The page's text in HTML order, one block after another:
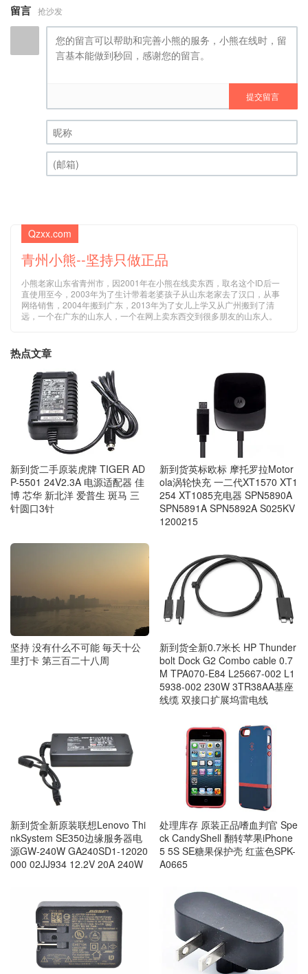
留言 抢沙发
提交留言
昵称 (必填)
Qzxx.com
青州小熊--坚持只做正品
小熊老家山东省青州市，因2001年在小熊在线卖东西，取名这个ID后一
直使用至今，2003年为了生计带着老婆孩子从山东老家去了汉口，从事
网络销售，2004年搬到广东，2013年为了女儿上学又从广州搬到了清
远，一个在广东的山东人，一个在网上卖东西交到很多朋友的山东人。
热点文章
新到货二手原装虎牌 TIGER AD
P-5501 24V2.3A 电源适配器 佳
博 芯华 新北洋 爱普生 斑马 三
针圆口3针
新到货英标欧标 摩托罗拉Motor
ola涡轮快充 一二代XT1570 XT1
254 XT1085充电器 SPN5890A
SPN5891A SPN5892A S025KV
1200215
坚持 没有什么不可能 毎天十公
里打卡 第三百二十八周
新到货全新0.7米长 HP Thunder
bolt Dock G2 Combo cable 0.7
M TPA070-E84 L25667-002 L1
5938-002 230W 3TR38AA基座
线缆 双接口扩展坞雷电线
新到货全新原装联想Lenovo Thi
nkSystem SE350边缘服务器电
源GW-240W GA240SD1-12020
000 02JJ934 12.2V 20A 240W
处理库存 原装正品嗜血判官 Spe
ck CandyShell 翻转苹果iPhone
5 5S SE糖果保护壳 红蓝色SPK-
A0665